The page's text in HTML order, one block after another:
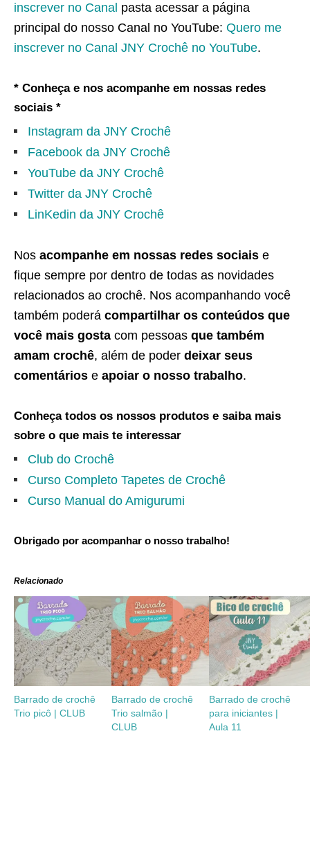
inscrever no Canal pasta acessar a página
principal do nosso Canal no YouTube: Quero me
inscrever no Canal JNY Crochê no YouTube.
* Conheça e nos acompanhe em nossas redes
sociais *
Instagram da JNY Crochê
Facebook da JNY Crochê
YouTube da JNY Crochê
Twitter da JNY Crochê
LinKedin da JNY Crochê
Nos acompanhe em nossas redes sociais e
fique sempre por dentro de todas as novidades
relacionados ao crochê. Nos acompanhando você
também poderá compartilhar os conteúdos que
você mais gosta com pessoas que também
amam crochê, além de poder deixar seus
comentários e apoiar o nosso trabalho.
Conheça todos os nossos produtos e saiba mais
sobre o que mais te interessar
Club do Crochê
Curso Completo Tapetes de Crochê
Curso Manual do Amigurumi
Obrigado por acompanhar o nosso trabalho!
Relacionado
Barrado de crochê
Trio picô | CLUB
Barrado de crochê
Trio salmão |
CLUB
Barrado de crochê
para iniciantes |
Aula 11